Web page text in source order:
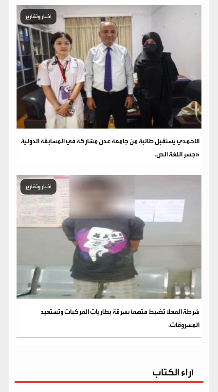
أخبار وتقارير
الأحمدي يستقبل طالبة من جامعة عدن مشاركة في المسابقة الدولية
«جسر اللغة الص.
أخبار وتقارير
شرطة المعلا تضبط متهماً بسرقة بطاريات المركبات وتستعيد
المسروقات.
آراء الكتاب